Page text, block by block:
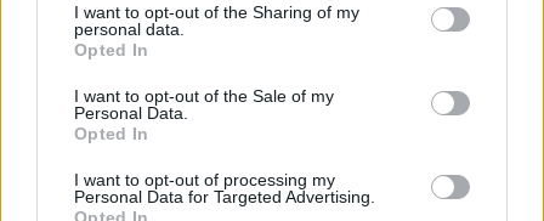
not limited to your visit or usage behaviour. You may click to
grant or deny consent to Google and its third-party tags to
use your data for below specified purposes in below Google
consent section.
I want to opt-out of the Sharing of my
personal data.
Opted In
I want to opt-out of the Sale of my
Personal Data.
Opted In
I want to opt-out of processing my
Personal Data for Targeted Advertising.
Opted In